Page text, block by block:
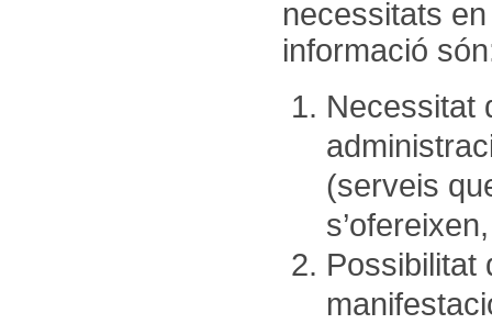
necessitats en
informació
Necessitat
(serveis
Possibilitat